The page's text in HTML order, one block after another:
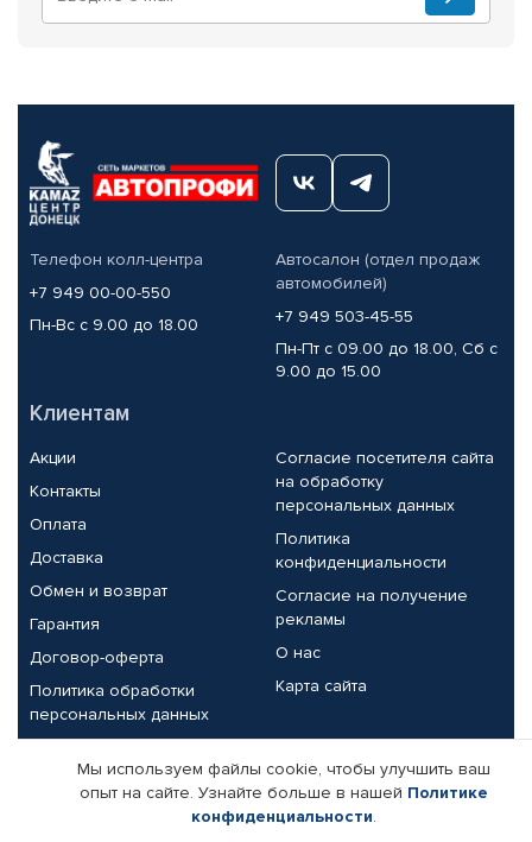
Телефон колл-центра
+7 949 00-00-550
Пн-Вс с 9.00 до 18.00
Автосалон (отдел продаж
автомобилей)
+7 949 503-45-55
Пн-Пт с 09.00 до 18.00, Сб с
9.00 до 15.00
Клиентам
Акции
Контакты
Оплата
Доставка
Обмен и возврат
Гарантия
Договор-оферта
Политика обработки
персональных данных
Согласие посетителя сайта
на обработку
персональных данных
Политика
конфиденциальности
Согласие на получение
рекламы
О нас
Карта сайта
Партнерам
Корпоративным клиентам
Реквизиты компании
Мы используем файлы cookie, чтобы улучшить ваш
опыт на сайте. Узнайте больше в нашей Политике
конфиденциальности.